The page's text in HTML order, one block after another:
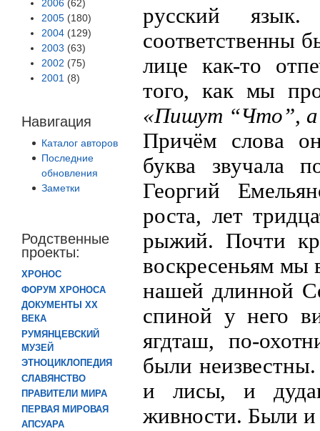
2006 (62)
2005 (180)
2004 (129)
2003 (63)
2002 (75)
2001 (8)
Навигация
Каталог авторов
Последние
обновления
Заметки
Родственные
проекты:
ХРОНОС
ФОРУМ ХРОНОСА
ДОКУМЕНТЫ XX
ВЕКА
РУМЯНЦЕВСКИЙ
МУЗЕЙ
ЭТНОЦИКЛОПЕДИЯ
СЛАВЯНСТВО
ПРАВИТЕЛИ МИРА
ПЕРВАЯ МИРОВАЯ
АПСУАРА
русский
соответственны
лице как-то
того, как мы
«Пишут “Что”,
Причём слова
буква звучала
Георгий
роста, лет
рыжий. Почти
воскресеньям мы
нашей длинной
спиной у него
ягдташ, по-
были
и лисы, и
живности. Были и